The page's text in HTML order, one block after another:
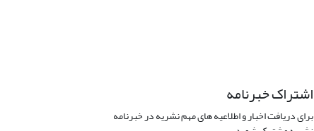
اشتراک خبرنامه
برای دریافت اخبار و اطلاعیه های مهم نشریه در خبرنامه